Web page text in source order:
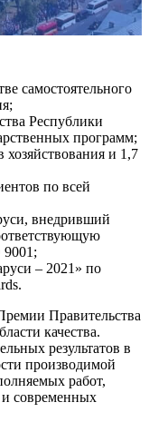
самостоятельного
Республики
программ;
хозяйствования и 1,7
по всей
внедривший
– 2021» по
Правительства
качества.
результатов в
производимой
работ,
современных